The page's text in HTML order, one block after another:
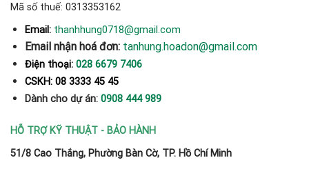
Mã số thuế: 0313353162
Email: thanhhung0718@gmail.com
Email nhận hoá đơn: tanhung.hoadon@gmail.com
Điện thoại: 028 6679 7406
CSKH: 08 3333 45 45
Dành cho dự án: 0908 444 989
HỖ TRỢ KỸ THUẬT - BẢO HÀNH
51/8 Cao Thắng, Phường Bàn Cờ, TP. Hồ Chí Minh